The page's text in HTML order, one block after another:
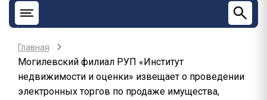
Главная
Могилевский филиал РУП «Институт
недвижимости и оценки» извещает о проведении
электронных торгов по продаже имущества,